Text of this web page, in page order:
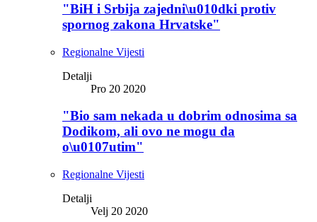
"BiH i Srbija zajedni\u010dki protiv
spornog zakona Hrvatske"
Regionalne Vijesti
Detalji
Pro 20 2020
"Bio sam nekada u dobrim odnosima sa
Dodikom, ali ovo ne mogu da
o\u0107utim"
Regionalne Vijesti
Detalji
Velj 20 2020